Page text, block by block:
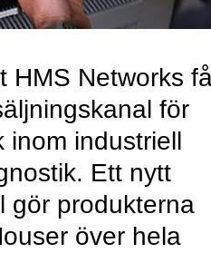
HMS Networks
för
inom industriell
Ett nytt
gör produkterna
över hela